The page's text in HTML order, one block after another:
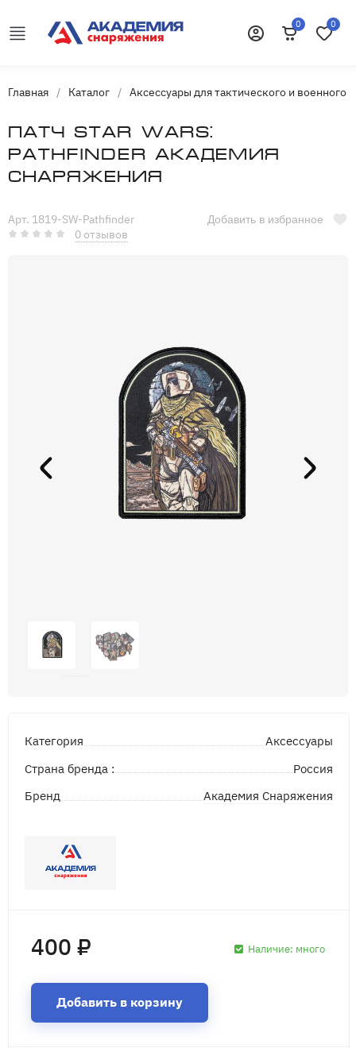
0 0
Главная / Каталог / Аксессуары для тактического и военного
Патч Star Wars:
Pathfinder Академия
Снаряжения
Арт. 1819-SW-Pathfinder
0 отзывов
Добавить в избранное
Категория
Аксессуары
Страна бренда :
Россия
Бренд
Академия Снаряжения
400 ₽ Наличие: много
Добавить в корзину